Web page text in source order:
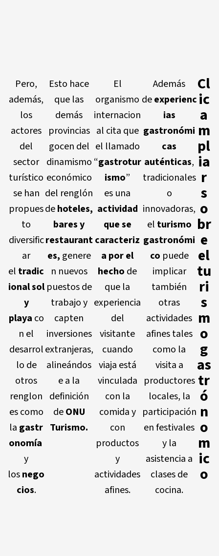
Pero,
además,
los
actores
del
sector
turístico
se han
propues
to
diversific
ar
el tradic
ional sol
y
playa co
n el
desarrol
lo de
otros
renglon
es como
la gastr
onomía
y
losnego
cios.
Esto hace
que las
demás
provincias
gocen del
dinamismo
económico
del renglón
dehoteles,
bares y
restaurant
es, genere
n nuevos
puestos de
trabajo y
capten
inversiones
extranjeras,
alineándos
e a la
definición
deONU
Turismo.
El
organismo
internacion
al cita que
el llamado
“gastrotur
ismo”
es una
actividad
que se
caracteriz
a por el
hecho de
que la
experiencia
del
visitante
cuando
viaja está
vinculada
con la
comida y
con
productos
y
actividades
afines.
Además
deexperienc
ias
gastronómi
cas
auténticas,
tradicionales
o
innovadoras,
el turismo
gastronómi
co puede
implicar
también
otras
actividades
afines tales
como la
visita a
productores
locales, la
participación
en festivales
y la
asistencia a
clases de
cocina.
Cl
ic
a
m
pl
ia
r
s
o
br
e
el
tu
ri
s
m
o
g
as
tr
ó
n
o
m
ic
o